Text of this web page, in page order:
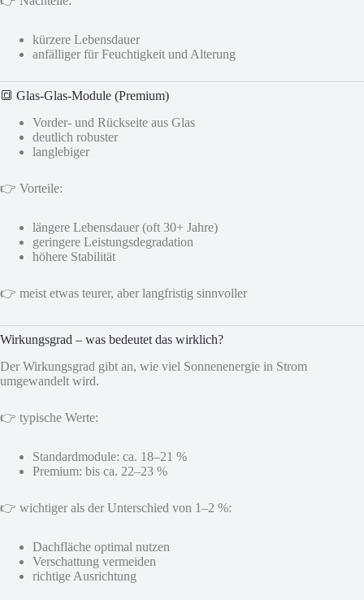
kürzere Lebensdauer
anfälliger für Feuchtigkeit und Alterung
🔳 Glas-Glas-Module (Premium)
Vorder- und Rückseite aus Glas
deutlich robuster
langlebiger
👉 Vorteile:
längere Lebensdauer (oft 30+ Jahre)
geringere Leistungsdegradation
höhere Stabilität
👉 meist etwas teurer, aber langfristig sinnvoller
Wirkungsgrad – was bedeutet das wirklich?
Der Wirkungsgrad gibt an, wie viel Sonnenenergie in Strom
umgewandelt wird.
👉 typische Werte:
Standardmodule: ca. 18–21 %
Premium: bis ca. 22–23 %
👉 wichtiger als der Unterschied von 1–2 %:
Dachfläche optimal nutzen
Verschattung vermeiden
richtige Ausrichtung